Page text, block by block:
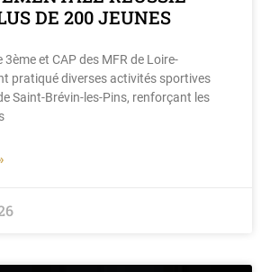
DE 200 JEUNES
3ème et CAP des MFR de Loire-
pratiqué diverses activités sportives
Saint-Brévin-les-Pins, renforçant les